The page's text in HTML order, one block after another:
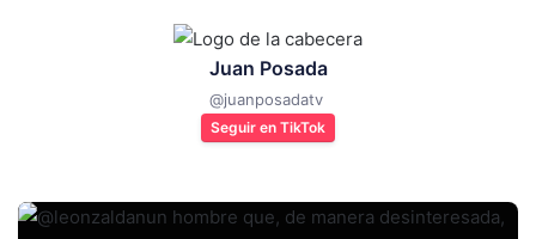
Juan Posada
@juanposadatv
Seguir en TikTok